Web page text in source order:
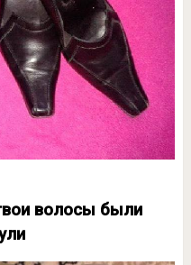
волосы были